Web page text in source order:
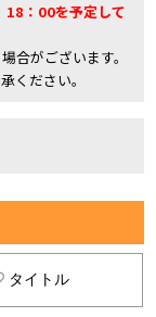
：00を予定して
合がございます。
ください。
タイトル